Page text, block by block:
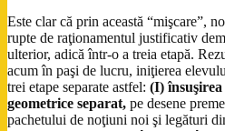
Este clar că prin această “mişcare”,
rupte de raţionamentul justificativ
ulterior, adică într-o a treia etapă.
acum în paşi de lucru, iniţierea
trei etape separate astfel: (I)
geometrice separat, pe desene
pachetului de noţiuni noi şi legături